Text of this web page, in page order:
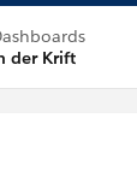
der Krift